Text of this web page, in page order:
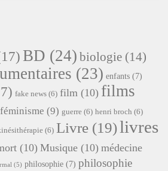
BD (24) biologie (14)
(23) enfants (7)
fake news (6) film (10) films
féminisme (9) guerre (6) henri broch (6)
(6) Livre (19)livres
(10) Musique (10) médecine
(5) philosophie (7) philosophie